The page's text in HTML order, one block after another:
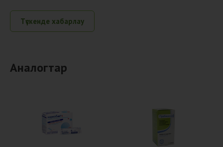
Түскенде хабарлау
Аналогтар